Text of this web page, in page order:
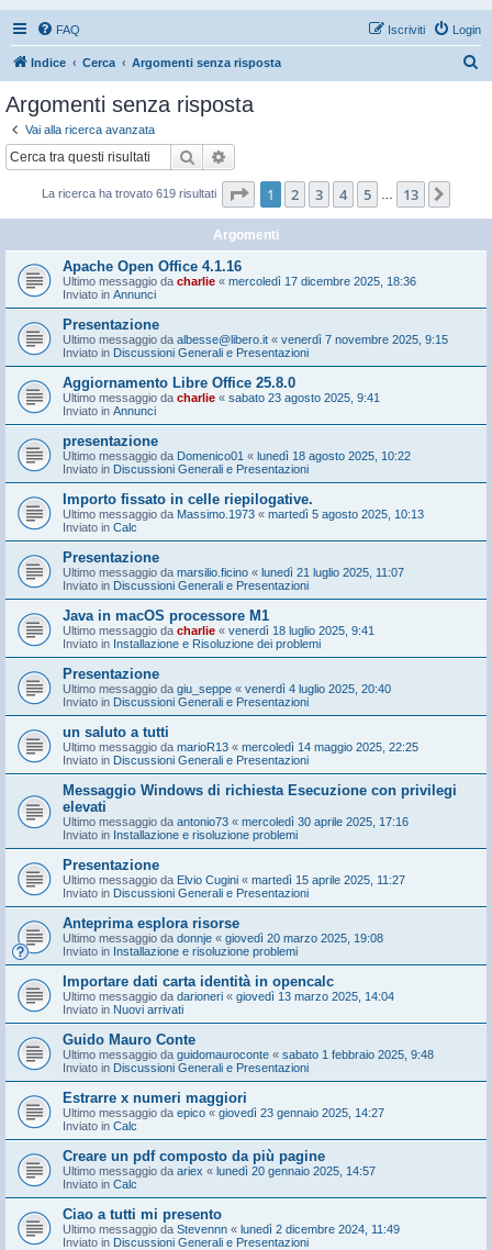
FAQ Login
Iscriviti
Indice Cerca Argomenti senza risposta
Argomenti senza risposta
Vai alla ricerca avanzata
Cerca
La ricerca ha trovato 619 risultati Pagina di 13
1 2 3 4 5 13
Argomenti
Apache Open Office 4.1.16
Ultimo messaggio da charlie « mercoledì 17 dicembre 2025, 18:36
Inviato in Annunci
Presentazione
Ultimo messaggio da albesse@libero.it « venerdì 7 novembre 2025, 9:15
Inviato in Discussioni Generali e Presentazioni
Aggiornamento Libre Office 25.8.0
Ultimo messaggio da charlie « sabato 23 agosto 2025, 9:41
Inviato in Annunci
presentazione
Ultimo messaggio da Domenico01 « lunedì 18 agosto 2025, 10:22
Inviato in Discussioni Generali e Presentazioni
Importo fissato in celle riepilogative.
Ultimo messaggio da Massimo.1973 « martedì 5 agosto 2025, 10:13
Inviato in Calc
Presentazione
Ultimo messaggio da marsilio.ficino « lunedì 21 luglio 2025, 11:07
Inviato in Discussioni Generali e Presentazioni
Java in macOS processore M1
Ultimo messaggio da charlie « venerdì 18 luglio 2025, 9:41
Inviato in Installazione e Risoluzione dei problemi
Presentazione
Ultimo messaggio da giu_seppe « venerdì 4 luglio 2025, 20:40
Inviato in Discussioni Generali e Presentazioni
un saluto a tutti
Ultimo messaggio da marioR13 « mercoledì 14 maggio 2025, 22:25
Inviato in Discussioni Generali e Presentazioni
Messaggio Windows di richiesta Esecuzione con privilegi
elevati
Ultimo messaggio da antonio73 « mercoledì 30 aprile 2025, 17:16
Inviato in Installazione e risoluzione problemi
Presentazione
Ultimo messaggio da Elvio Cugini « martedì 15 aprile 2025, 11:27
Inviato in Discussioni Generali e Presentazioni
Anteprima esplora risorse
Ultimo messaggio da donnje « giovedì 20 marzo 2025, 19:08
Inviato in Installazione e risoluzione problemi
Importare dati carta identità in opencalc
Ultimo messaggio da darioneri « giovedì 13 marzo 2025, 14:04
Inviato in Nuovi arrivati
Guido Mauro Conte
Ultimo messaggio da guidomauroconte « sabato 1 febbraio 2025, 9:48
Inviato in Discussioni Generali e Presentazioni
Estrarre x numeri maggiori
Ultimo messaggio da epico « giovedì 23 gennaio 2025, 14:27
Inviato in Calc
Creare un pdf composto da più pagine
Ultimo messaggio da ariex « lunedì 20 gennaio 2025, 14:57
Inviato in Calc
Ciao a tutti mi presento
Ultimo messaggio da Stevennn « lunedì 2 dicembre 2024, 11:49
Inviato in Discussioni Generali e Presentazioni